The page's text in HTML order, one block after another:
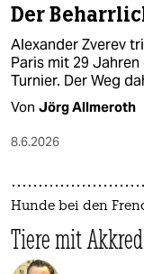
Der
Alexander Zverev
Paris mit 29
Turnier. Der Weg
Von Jörg Allmeroth
8.6.2026
Hunde bei den
Tiere mit